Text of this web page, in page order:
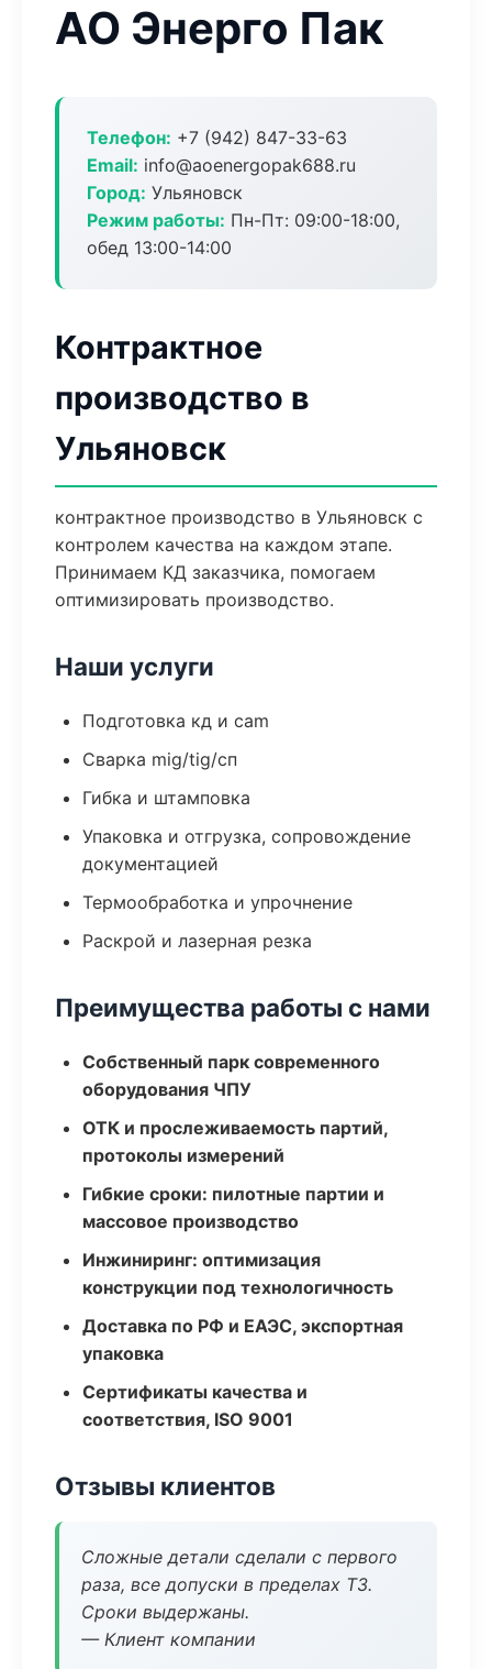
АО Энерго Пак
Телефон: +7 (942) 847-33-63
Email: info@aoenergopak688.ru
Город: Ульяновск
Режим работы: Пн-Пт: 09:00-18:00,
обед 13:00-14:00
Контрактное
производство в
Ульяновск
контрактное производство в Ульяновск с
контролем качества на каждом этапе.
Принимаем КД заказчика, помогаем
оптимизировать производство.
Наши услуги
Подготовка кд и cam
Сварка mig/tig/сп
Гибка и штамповка
Упаковка и отгрузка, сопровождение
документацией
Термообработка и упрочнение
Раскрой и лазерная резка
Преимущества работы с нами
Собственный парк современного
оборудования ЧПУ
ОТК и прослеживаемость партий,
протоколы измерений
Гибкие сроки: пилотные партии и
массовое производство
Инжиниринг: оптимизация
конструкции под технологичность
Доставка по РФ и ЕАЭС, экспортная
упаковка
Сертификаты качества и
соответствия, ISO 9001
Отзывы клиентов
Сложные детали сделали с первого
раза, все допуски в пределах ТЗ.
Сроки выдержаны.
— Клиент компании